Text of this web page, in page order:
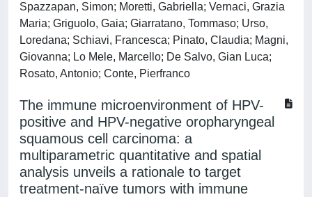
Spazzapan, Simon; Moretti, Gabriella; Vernaci, Grazia
Maria; Griguolo, Gaia; Giarratano, Tommaso; Urso,
Loredana; Schiavi, Francesca; Pinato, Claudia; Magni,
Giovanna; Lo Mele, Marcello; De Salvo, Gian Luca;
Rosato, Antonio; Conte, Pierfranco
The immune microenvironment of HPV-
positive and HPV-negative oropharyngeal
squamous cell carcinoma: a
multiparametric quantitative and spatial
analysis unveils a rationale to target
treatment-naïve tumors with immune